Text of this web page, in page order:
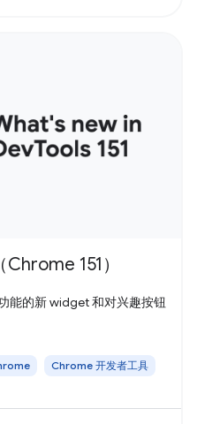
151）
能的新 widget 和对兴趣按钮
Chrome 开发者工具